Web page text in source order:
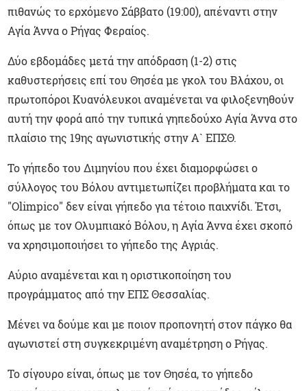
πιθανώς το ερχόμενο Σάββατο (19:00), απέναντι στην
Αγία Άννα ο Ρήγας Φεραίος.
Δύο εβδομάδες μετά την απόδραση (1-2) στις
καθυστερήσεις επί του Θησέα με γκολ του Βλάχου, οι
πρωτοπόροι Κυανόλευκοι αναμένεται να φιλοξενηθούν
αυτή την φορά από την τυπικά γηπεδούχο Αγία Άννα στο
πλαίσιο της 19ης αγωνιστικής στην Α` ΕΠΣΘ.
Το γήπεδο του Διμηνίου που έχει διαμορφώσει ο
σύλλογος του Βόλου αντιμετωπίζει προβλήματα και το
"Olimpico" δεν είναι γήπεδο για τέτοιο παιχνίδι. Έτσι,
όπως με τον Ολυμπιακό Βόλου, η Αγία Άννα έχει σκοπό
να χρησιμοποιήσει το γήπεδο της Αγριάς.
Αύριο αναμένεται και η οριστικοποίηση του
προγράμματος από την ΕΠΣ Θεσσαλίας.
Μένει να δούμε και με ποιον προπονητή στον πάγκο θα
αγωνιστεί στη συγκεκριμένη αναμέτρηση ο Ρήγας.
Το σίγουρο είναι, όπως με τον Θησέα, το γήπεδο